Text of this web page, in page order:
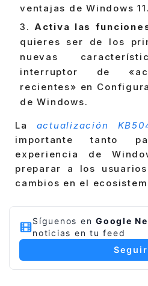
ventajas de Windows 11.
Activa las
quieres ser de los
nuevas
interruptor de
recientes» en
de Windows.
La actualización
importante tanto
experiencia de
preparar a los
cambios en el
Síguenos en Google
noticias en tu feed
Seguir